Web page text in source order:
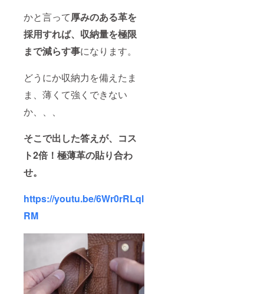
かと言って厚みのある革を
採用すれば、収納量を極限
まで減らす事になります。
どうにか収納力を備えたま
ま、薄くて強くできない
か、、、
そこで出した答えが、コス
ト2倍！極薄革の貼り合わ
せ。
https://youtu.be/6Wr0rRLql
RM